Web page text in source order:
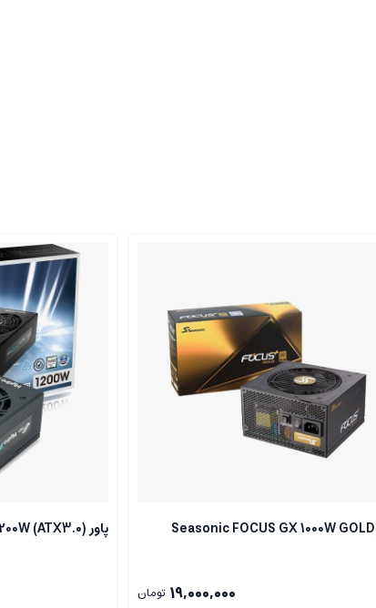
19,000,000 تومان
پاور FSP Hydro PTM PRO 1200W (ATX3.0)